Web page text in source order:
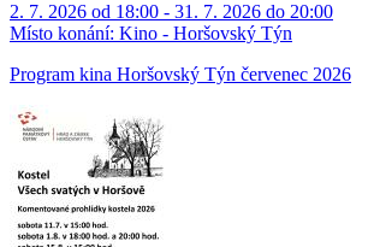
2. 7. 2026 od 18:00 - 31. 7. 2026 do 20:00
Místo konání: Kino - Horšovský Týn
Program kina Horšovský Týn červenec 2026